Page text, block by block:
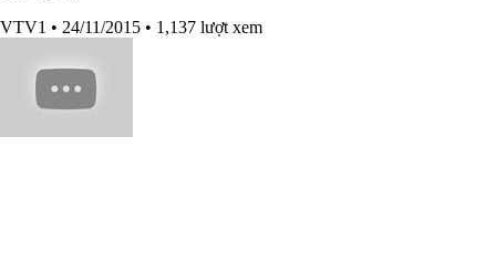
VTV1 • 24/11/2015 • 1,137 lượt xem